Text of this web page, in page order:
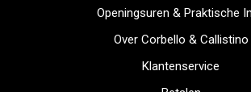
Openingsuren & Praktische
Over Corbello & Callistino
Klantenservice